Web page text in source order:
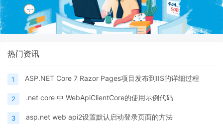
热门资讯
1 ASP.NET Core 7 Razor Pages项目发布到IIS的详细过程
2 .net core 中 WebApiClientCore的使用示例代码
3 asp.net web api2设置默认启动登录页面的方法